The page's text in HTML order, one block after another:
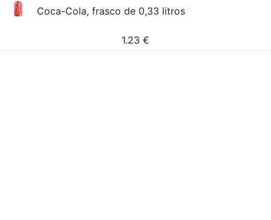
Coca-Cola, frasco de 0,33 litros
1.23 €